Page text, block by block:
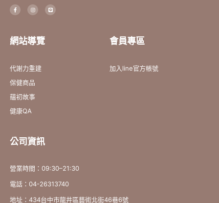
F
a
c
k
-
I
n
s
a
m
L
i
n
網站導覽
代謝力重建
保健商品
蘊初故事
健康QA
會員專區
加入line官方帳號
公司資訊
營業時間：09:30–21:30
電話：04-26313740
地址：434台中市龍井區藝術北街46巷6號